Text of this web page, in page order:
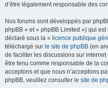
d’être légalement responsable des
Nos forums sont développés par
phpBB » et « phpBB Limited ») qui
déclaré sous la « licence publique
téléchargé sur le site de phpBB (en
de faciliter les discussions sur
être tenu comme responsable de la
acceptons et que nous n’acceptons
phpBB, veuillez consulter le site de